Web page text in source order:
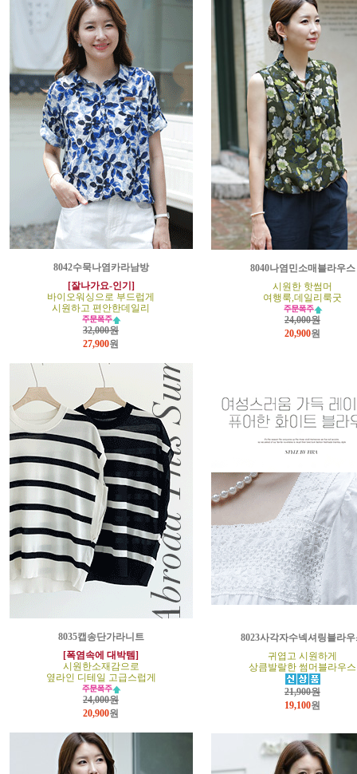
8042수묵나염카라남방
[잘나가요-인기]
바이오워싱으로 부드럽게
시원하고 편안한데일리
32,000원
27,900원
8040나염민소매블라우스
시원한 핫썸머
여행룩,데일리룩굿
24,000원
20,900원
8035캡송단가라니트
[폭염속에 대박템]
시원한소재감으로
옆라인 디테일 고급스럽게
24,000원
20,900원
8023사각자수넥셔링블라우
귀엽고 시원하게
상큼발랄한 썸머블라우스
21,900원
19,100원